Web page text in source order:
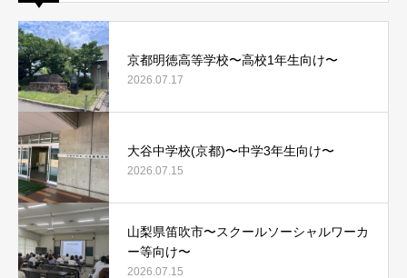
京都明徳高等学校〜高校1年生向け〜
2026.07.17
大谷中学校(京都)〜中学3年生向け〜
2026.07.15
山梨県笛吹市〜スクールソーシャルワーカ
ー等向け〜
2026.07.15